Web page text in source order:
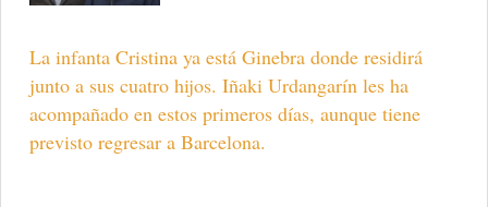
La infanta Cristina ya está Ginebra donde residirá
junto a sus cuatro hijos. Iñaki Urdangarín les ha
acompañado en estos primeros días, aunque tiene
previsto regresar a Barcelona.